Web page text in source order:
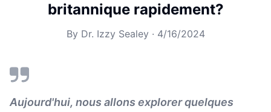
britannique rapidement?
By Dr. Izzy Sealey · 4/16/2024
Aujourd'hui, nous allons explorer quelques